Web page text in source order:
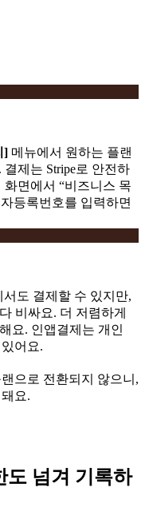
] 메뉴에서 원하는 플랜
제는 Stripe로 안전하
면에서 “비즈니스 목
등록번호를 입력하면
서도 결제할 수 있지만,
비싸요. 더 저렴하게
요. 인앱결제는 개인
어요.
으로 전환되지 않으니,
요.
도 넘겨 기록하